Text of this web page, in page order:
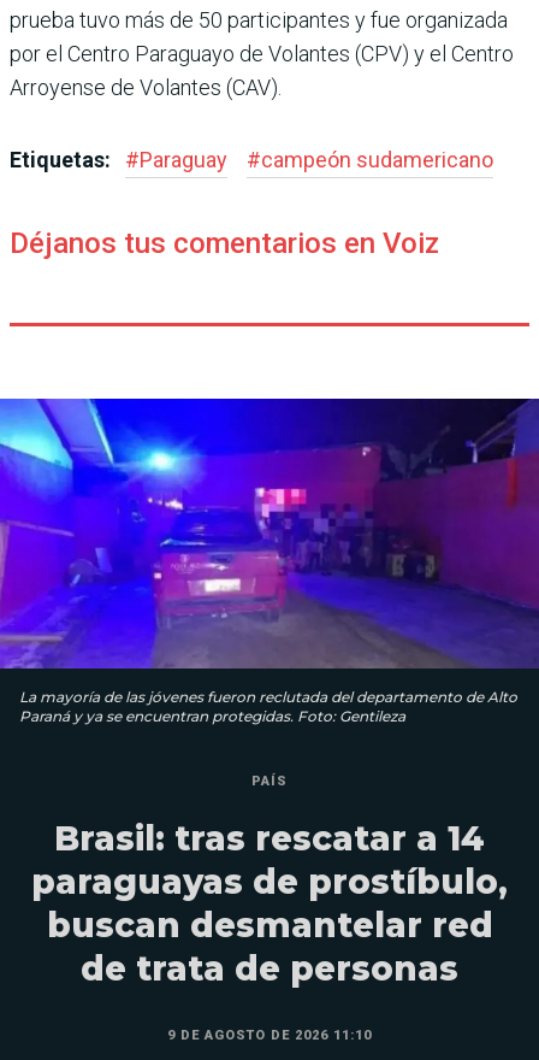
prueba tuvo más de 50 participantes y fue organizada
por el Centro Paraguayo de Volantes (CPV) y el Centro
Arroyense de Volantes (CAV).
Etiquetas: #Paraguay #campeón sudamericano
Déjanos tus comentarios en Voiz
La mayoría de las jóvenes fueron reclutada del departamento de Alto
Paraná y ya se encuentran protegidas. Foto: Gentileza
PAÍS
Brasil: tras rescatar a 14
paraguayas de prostíbulo,
buscan desmantelar red
de trata de personas
9 DE AGOSTO DE 2026 11:10